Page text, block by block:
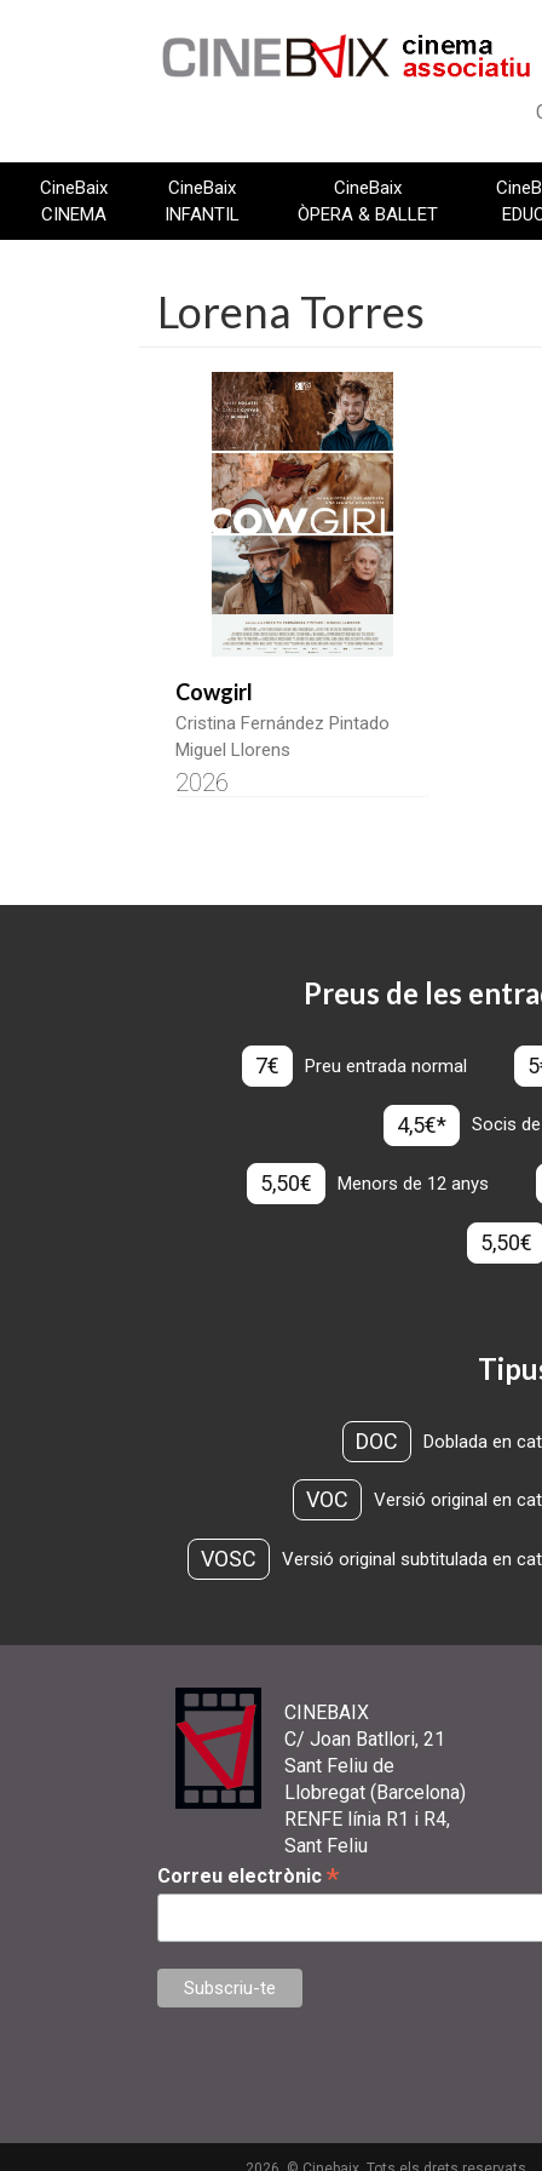
CineBaix
CINEMA
CineBaix
INFANTIL
CineBaix
ÒPERA & BALLET
Lorena Torres
Cowgirl
Cristina Fernández Pintado
Miguel Llorens
2026
Preus de les
7€ Preu entrada normal
4,5€* Socis
5,50€ Menors de 12 anys
5,50€
DOC Doblada en
VOC Versió original en
VOSC Versió original subtitulada en
CINEBAIX
C/ Joan Batllori, 21
Sant Feliu de
Llobregat (Barcelona)
RENFE línia R1 i R4,
Sant Feliu
Correu electrònic *